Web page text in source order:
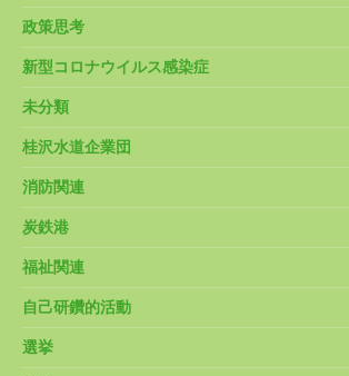
政策思考
新型コロナウイルス感染症
未分類
桂沢水道企業団
消防関連
炭鉄港
福祉関連
自己研鑽的活動
選挙